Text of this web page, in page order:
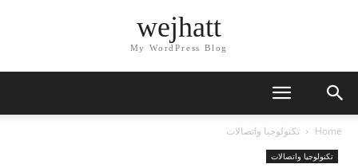
wejhatt
My WordPress Blog
Home تكنولوجيا واتصالات
تكنولوجيا واتصالات